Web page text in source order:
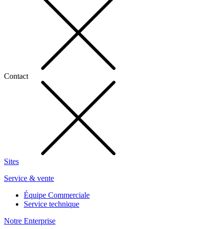
Contact
Sites
Service & vente
Équipe Commerciale
Service technique
Notre Enterprise